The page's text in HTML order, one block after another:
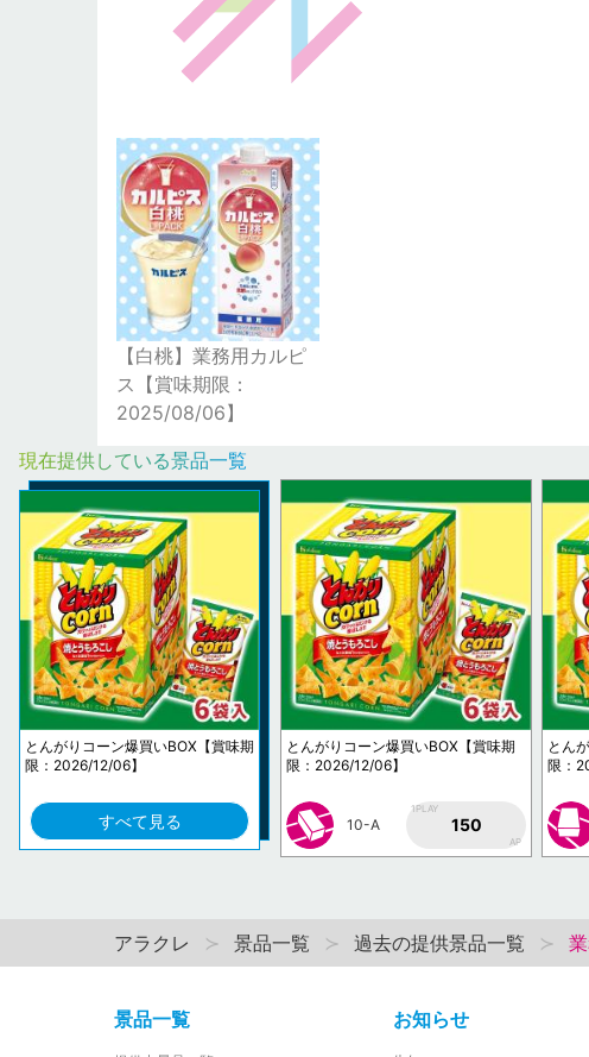
【白桃】業務用カルピ
ス【賞味期限：
2025/08/06】
現在提供している景品一覧
とんがりコーン爆買いBOX【賞味期
限：2026/12/06】
すべて見る
とんがりコーン爆買いBOX【賞味期
限：2026/12/06】
10-A
1PLAY
150
AP
とん
限：
アラクレ 景品一覧 過去の提供景品一覧
景品一覧 お知らせ